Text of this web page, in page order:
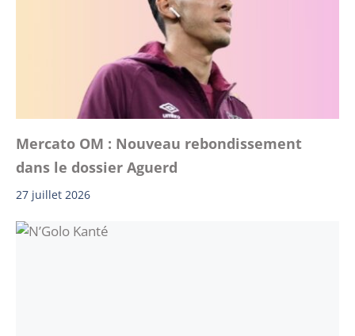
Mercato OM : Nouveau rebondissement
dans le dossier Aguerd
27 juillet 2026